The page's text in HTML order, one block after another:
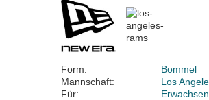
Form:
Bommel
Mannschaft:
Los
Für: